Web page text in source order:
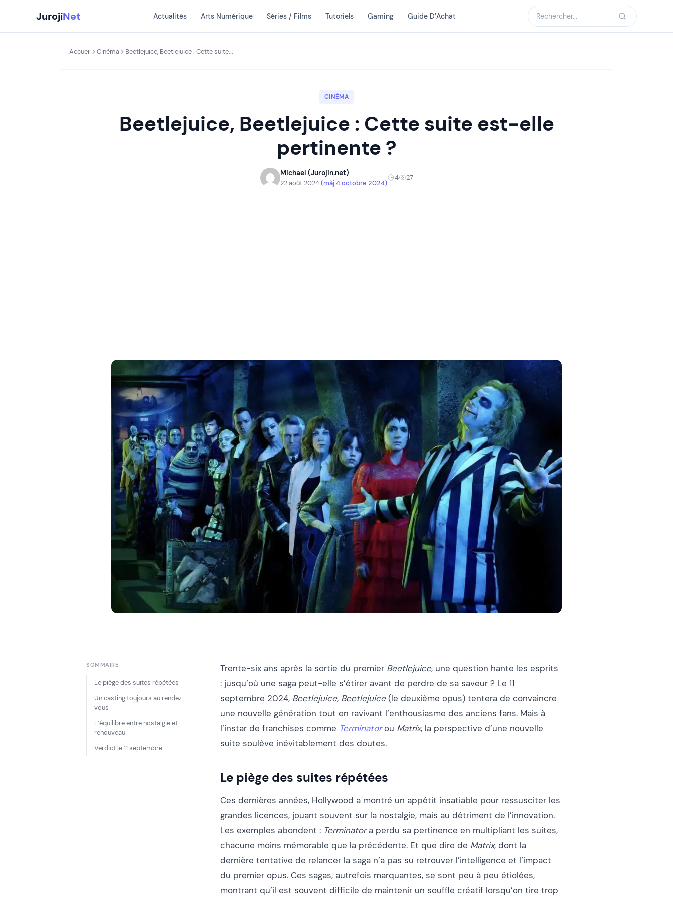
contenu
JurojiNet Actualités Arts Numérique Séries / Films Tutoriels Gaming Guide D’Achat
Accueil Cinéma Beetlejuice, Beetlejuice : Cette suite...
CINÉMA
Beetlejuice, Beetlejuice : Cette suite est-elle
pertinente ?
Michael (Jurojin.net)
22 août 2024(màj 4 octobre 2024)
4 27
SOMMAIRE
Le piège des suites répétées
Un casting toujours au rendez-
vous
L’équilibre entre nostalgie et
renouveau
Verdict le 11 septembre
Trente-six ans après la sortie du premier Beetlejuice, une question hante les esprits
: jusqu’où une saga peut-elle s’étirer avant de perdre de sa saveur ? Le 11
septembre 2024, Beetlejuice, Beetlejuice(le deuxième opus) tentera de convaincre
une nouvelle génération tout en ravivant l’enthousiasme des anciens fans. Mais à
l’instar de franchises comme Terminator ou Matrix, la perspective d’une nouvelle
suite soulève inévitablement des doutes.
Le piège des suites répétées
Ces dernières années, Hollywood a montré un appétit insatiable pour ressusciter les
grandes licences, jouant souvent sur la nostalgie, mais au détriment de l’innovation.
Les exemples abondent : Terminatora perdu sa pertinence en multipliant les suites,
chacune moins mémorable que la précédente. Et que dire de Matrix, dont la
dernière tentative de relancer la saga n’a pas su retrouver l’intelligence et l’impact
du premier opus. Ces sagas, autrefois marquantes, se sont peu à peu étiolées,
montrant qu’il est souvent difficile de maintenir un souffle créatif lorsqu’on tire trop